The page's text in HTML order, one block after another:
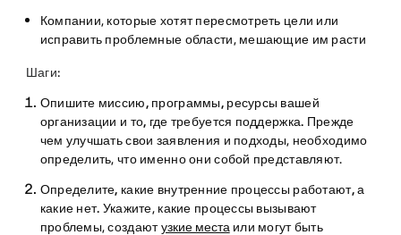
Компании, которые хотят пересмотреть цели или
исправить проблемные области, мешающие им расти
Шаги:
Опишите миссию, программы, ресурсы вашей
организации и то, где требуется поддержка. Прежде
чем улучшать свои заявления и подходы, необходимо
определить, что именно они собой представляют.
Определите, какие внутренние процессы работают, а
какие нет. Укажите, какие процессы вызывают
проблемы, создаютузкие места или могут быть